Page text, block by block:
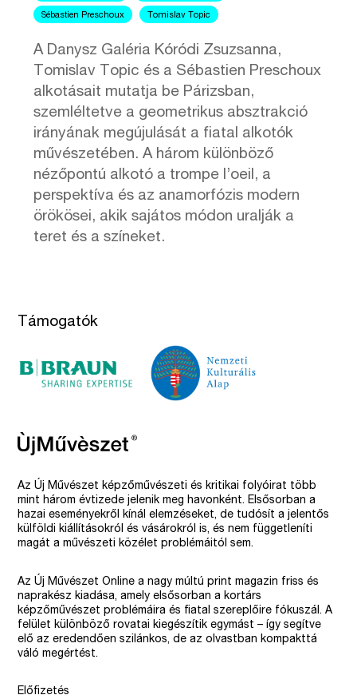
Sébastien Preschoux Tomislav Topic
A Danysz Galéria Kóródi Zsuzsanna,
Tomislav Topic és a Sébastien Preschoux
alkotásait mutatja be Párizsban,
szemléltetve a geometrikus absztrakció
irányának megújulását a fiatal alkotók
művészetében. A három különböző
nézőpontú alkotó a trompe l’oeil, a
perspektíva és az anamorfózis modern
örökösei, akik sajátos módon uralják a
teret és a színeket.
Támogatók
Az Új Művészet képzőművészeti és kritikai folyóirat több
mint három évtizede jelenik meg havonként. Elsősorban a
hazai eseményekről kínál elemzéseket, de tudósít a jelentős
külföldi kiállításokról és vásárokról is, és nem függetleníti
magát a művészeti közélet problémáitól sem.
Az Új Művészet Online a nagy múltú print magazin friss és
naprakész kiadása, amely elsősorban a kortárs
képzőművészet problémáira és fiatal szereplőire fókuszál. A
felület különböző rovatai kiegészítik egymást – így segítve
elő az eredendően szilánkos, de az olvastban kompakttá
váló megértést.
Előfizetés